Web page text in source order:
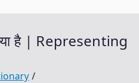
है | Representing